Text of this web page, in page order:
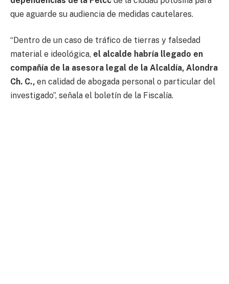
que aguarde su audiencia de medidas cautelares.
“Dentro de un caso de tráfico de tierras y falsedad
material e ideológica, el alcalde habría llegado en
compañía de la asesora legal de la Alcaldía, Alondra
Ch. C., en calidad de abogada personal o particular del
investigado”, señala el boletín de la Fiscalía.